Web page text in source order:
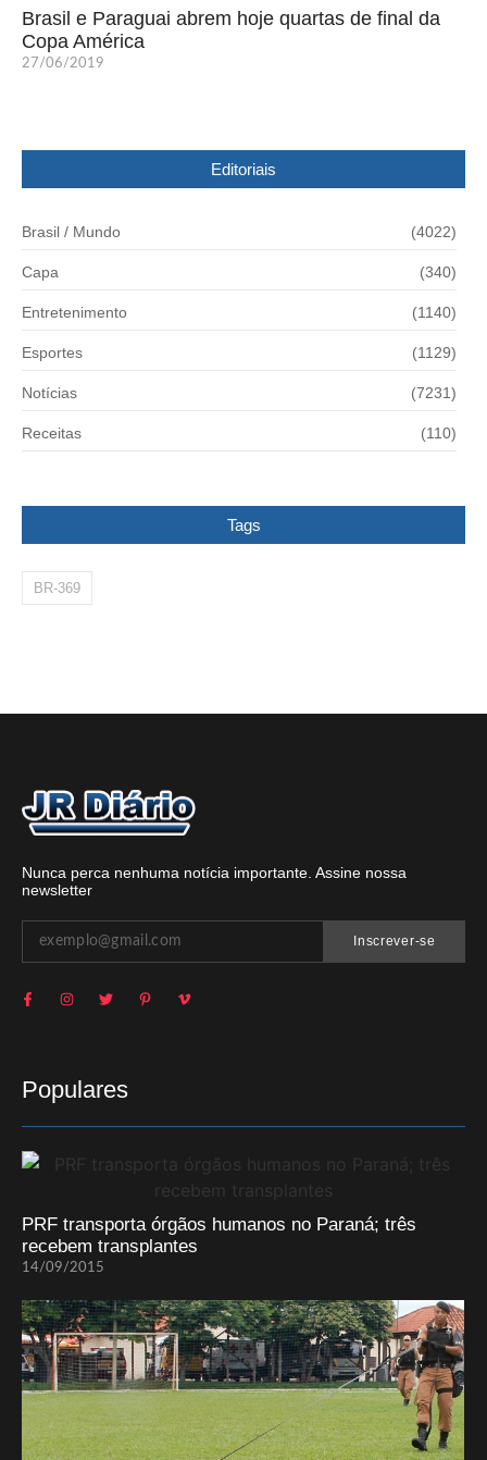
Brasil e Paraguai abrem hoje quartas de final da
Copa América
27/06/2019
Editoriais
Brasil / Mundo (4022)
Capa (340)
Entretenimento (1140)
Esportes (1129)
Notícias (7231)
Receitas (110)
Tags
BR-369
Nunca perca nenhuma notícia importante. Assine nossa
newsletter
Inscrever-se
Populares
PRF transporta órgãos humanos no Paraná; três
recebem transplantes
14/09/2015